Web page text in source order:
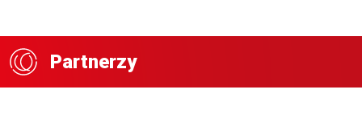
Partnerzy